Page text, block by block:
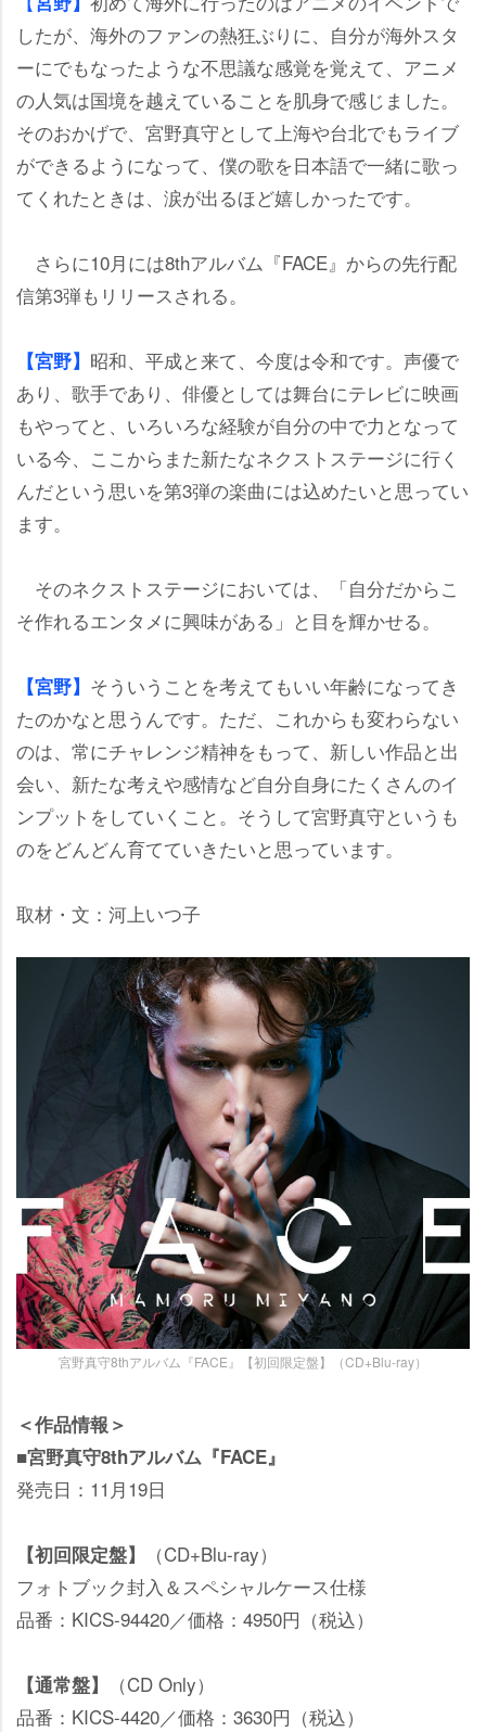
したが、海外のファンの熱狂ぶりに、自分が海外スタ
ーにでもなったような不思議な感覚を覚えて、アニメ
の人気は国境を越えていることを肌身で感じました。
そのおかげで、宮野真守として上海や台北でもライブ
ができるようになって、僕の歌を日本語で一緒に歌っ
てくれたときは、涙が出るほど嬉しかったです。
さらに10月には8thアルバム『FACE』からの先行配
信第3弾もリリースされる。
【宮野】 昭和、平成と来て、今度は令和です。声優で
あり、歌手であり、俳優としては舞台にテレビに映画
もやってと、いろいろな経験が自分の中で力となって
いる今、ここからまた新たなネクストステージに行く
んだという思いを第3弾の楽曲には込めたいと思ってい
ます。
そのネクストステージにおいては、「自分だからこ
そ作れるエンタメに興味がある」と目を輝かせる。
【宮野】 そういうことを考えてもいい年齢になってき
たのかなと思うんです。ただ、これからも変わらない
のは、常にチャレンジ精神をもって、新しい作品と出
会い、新たな考えや感情など自分自身にたくさんのイ
ンプットをしていくこと。そうして宮野真守というも
のをどんどん育てていきたいと思っています。
取材・文：河上いつ子
宮野真守8thアルバム『FACE』【初回限定盤】（CD+Blu-ray）
＜作品情報＞
■宮野真守8thアルバム『FACE』
発売日：11月19日
【初回限定盤】
（CD+Blu-ray）
フォトブック封入＆スペシャルケース仕様
品番：KICS-94420／価格：4950円（税込）
【通常盤】
（CD Only）
品番：KICS-4420／価格：3630円（税込）